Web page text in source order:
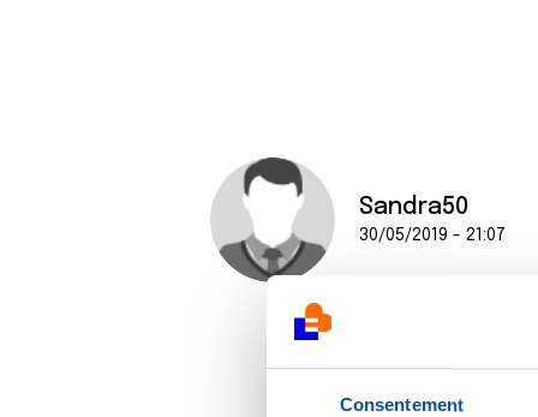
Consentement
Sandra50
30/05/2019 - 21:07